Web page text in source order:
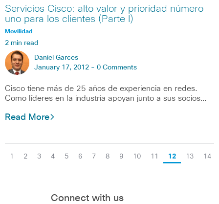
Servicios Cisco: alto valor y prioridad número
uno para los clientes (Parte I)
Movilidad
2 min read
Daniel Garces
January 17, 2012 - 0 Comments
Cisco tiene más de 25 años de experiencia en redes.
Como líderes en la industria apoyan junto a sus socios…
Read More
1 2 3 4 5 6 7 8 9 10 11 12 13 14
Connect with us